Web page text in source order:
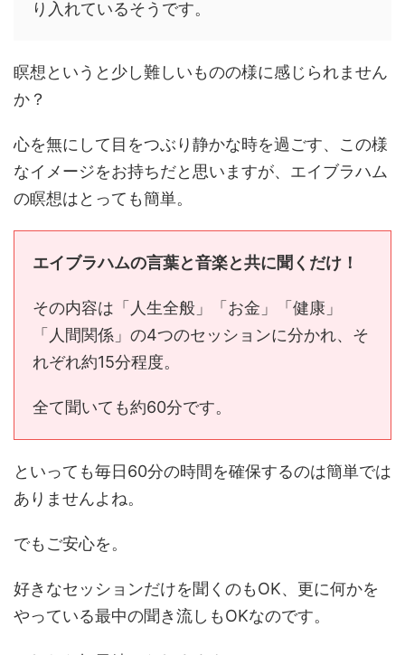
り入れているそうです。
瞑想というと少し難しいものの様に感じられません
か？
心を無にして目をつぶり静かな時を過ごす、この様
なイメージをお持ちだと思いますが、エイブラハム
の瞑想はとっても簡単。
エイブラハムの言葉と音楽と共に聞くだけ！
その内容は「人生全般」「お金」「健康」
「人間関係」の4つのセッションに分かれ、そ
れぞれ約15分程度。
全て聞いても約60分です。
といっても毎日60分の時間を確保するのは簡単では
ありませんよね。
でもご安心を。
好きなセッションだけを聞くのもOK、更に何かを
やっている最中の聞き流しもOKなのです。